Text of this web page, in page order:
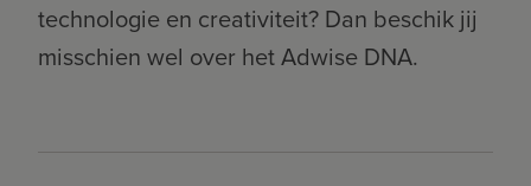
technologie en creativiteit? Dan beschik jij
misschien wel over het Adwise DNA.